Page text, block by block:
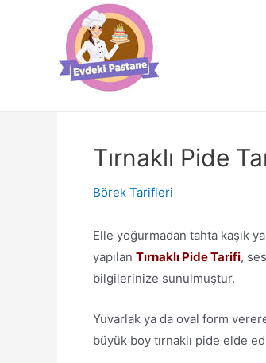
Tırnaklı Pide
Börek Tarifleri
Elle yoğurmadan tahta kaşık
yapılan Tırnaklı Pide Tarifi,
bilgilerinize sunulmuştur.
Yuvarlak ya da oval form
büyük boy tırnaklı pide elde